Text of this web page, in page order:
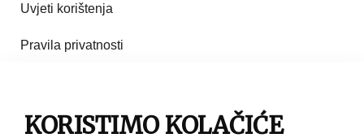
Uvjeti korištenja
Pravila privatnosti
Pravila korištenja
KORISTIMO KOLAČIĆE